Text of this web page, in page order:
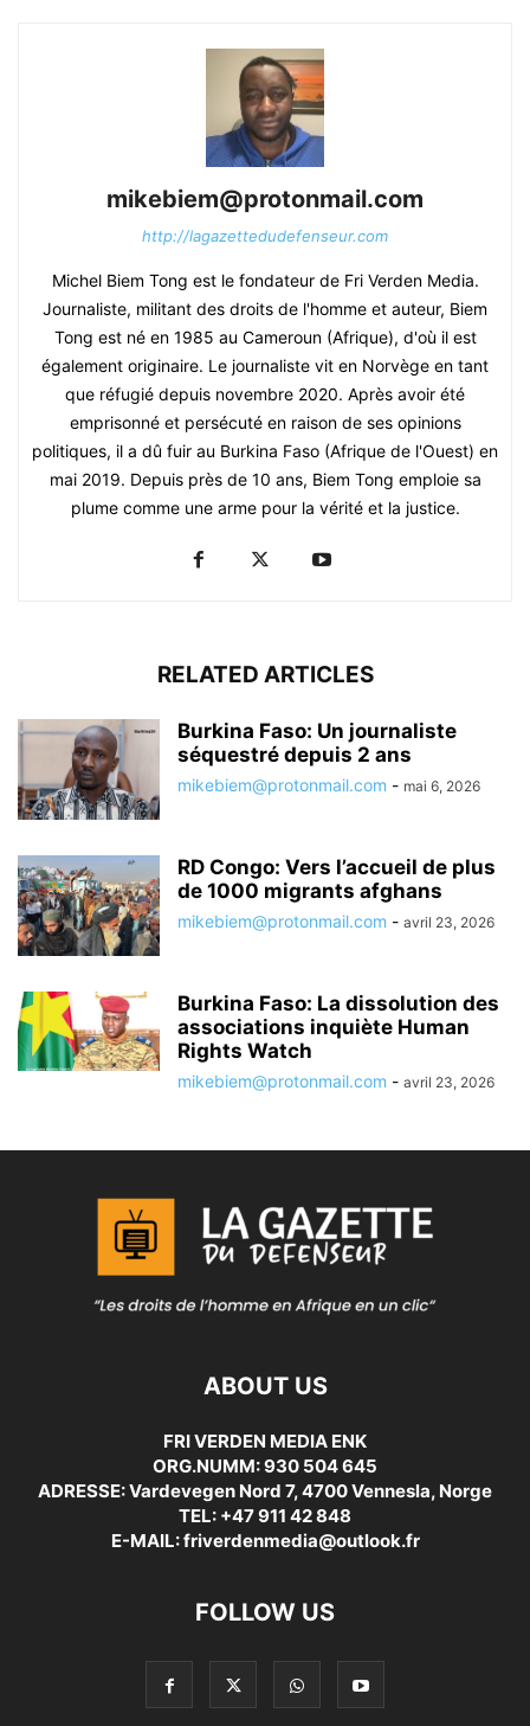
mikebiem@protonmail.com
http://lagazettedudefenseur.com
Michel Biem Tong est le fondateur de Fri Verden Media.
Journaliste, militant des droits de l'homme et auteur, Biem
Tong est né en 1985 au Cameroun (Afrique), d'où il est
également originaire. Le journaliste vit en Norvège en tant
que réfugié depuis novembre 2020. Après avoir été
emprisonné et persécuté en raison de ses opinions
politiques, il a dû fuir au Burkina Faso (Afrique de l'Ouest) en
mai 2019. Depuis près de 10 ans, Biem Tong emploie sa
plume comme une arme pour la vérité et la justice.
RELATED ARTICLES
Burkina Faso: Un journaliste
séquestré depuis 2 ans
mikebiem@protonmail.com - mai 6, 2026
RD Congo: Vers l’accueil de plus
de 1000 migrants afghans
mikebiem@protonmail.com - avril 23, 2026
Burkina Faso: La dissolution des
associations inquiète Human
Rights Watch
mikebiem@protonmail.com - avril 23, 2026
ABOUT US
FRI VERDEN MEDIA ENK
ORG.NUMM: 930 504 645
ADRESSE: Vardevegen Nord 7, 4700 Vennesla, Norge
TEL: +47 911 42 848
E-MAIL: friverdenmedia@outlook.fr
FOLLOW US